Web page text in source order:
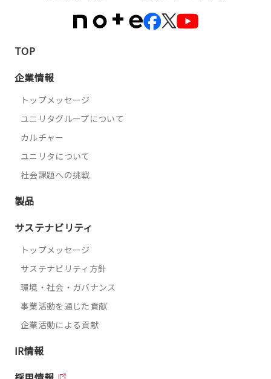
TOP
企業情報
トップメッセージ
ユニリタグループについて
カルチャー
ユニリタについて
社会課題への挑戦
製品
サステナビリティ
トップメッセージ
サステナビリティ方針
環境・社会・ガバナンス
事業活動を通じた貢献
企業活動による貢献
IR情報